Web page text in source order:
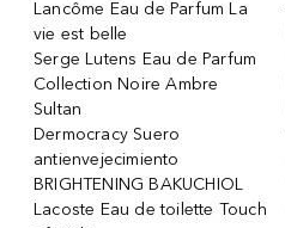
Lancôme Eau de Parfum La
vie est belle
Serge Lutens Eau de Parfum
Collection Noire Ambre
Sultan
Dermocracy Suero
antienvejecimiento
BRIGHTENING BAKUCHIOL
Lacoste Eau de toilette Touch